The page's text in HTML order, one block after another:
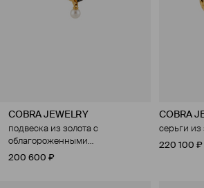
COBRA JEWELRY
подвеска из золота с
облагороженными
бриллиантами и
200 600 ₽
COBRA
серьги из
220 100 ₽